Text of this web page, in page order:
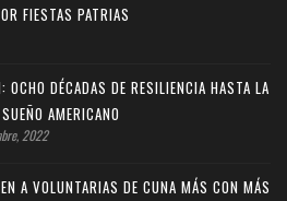
FIESTAS PATRIAS
OCHO DÉCADAS DE RESILIENCIA HASTA LA
AMERICANO
2022
A VOLUNTARIAS DE CUNA MÁS CON MÁS